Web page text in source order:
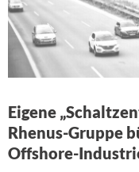
Eigene
Rhenus-Gruppe
Offshore-